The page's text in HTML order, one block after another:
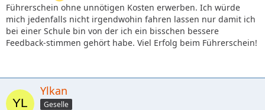
Führerschein ohne unnötigen Kosten erwerben. Ich würde
mich jedenfalls nicht irgendwohin fahren lassen nur damit ich
bei einer Schule bin von der ich ein bisschen bessere
Feedback-stimmen gehört habe. Viel Erfolg beim Führerschein!
Ylkan
Geselle